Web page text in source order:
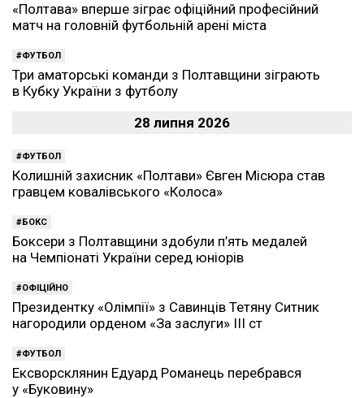
«Полтава» вперше зіграє офіційний професійний
матч на головній футбольній арені міста
ФУТБОЛ
Три аматорські команди з Полтавщини зіграють
в Кубку України з футболу
28 липня 2026
ФУТБОЛ
Колишній захисник «Полтави» Євген Місюра став
гравцем ковалівського «Колоса»
БОКС
Боксери з Полтавщини здобули п’ять медалей
на Чемпіонаті України серед юніорів
ОФІЦІЙНО
Президентку «Олімпії» з Савинців Тетяну Ситник
нагородили орденом «За заслуги» ІІІ ст
ФУТБОЛ
Ексворсклянин Едуард Романець перебрався
у «Буковину»